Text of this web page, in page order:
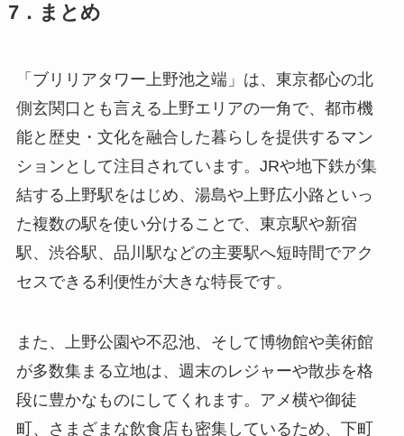
7．まとめ
「ブリリアタワー上野池之端」は、東京都心の北
側玄関口とも言える上野エリアの一角で、都市機
能と歴史・文化を融合した暮らしを提供するマン
ションとして注目されています。JRや地下鉄が集
結する上野駅をはじめ、湯島や上野広小路といっ
た複数の駅を使い分けることで、東京駅や新宿
駅、渋谷駅、品川駅などの主要駅へ短時間でアク
セスできる利便性が大きな特長です。
また、上野公園や不忍池、そして博物館や美術館
が多数集まる立地は、週末のレジャーや散歩を格
段に豊かなものにしてくれます。アメ横や御徒
町、さまざまな飲食店も密集しているため、下町